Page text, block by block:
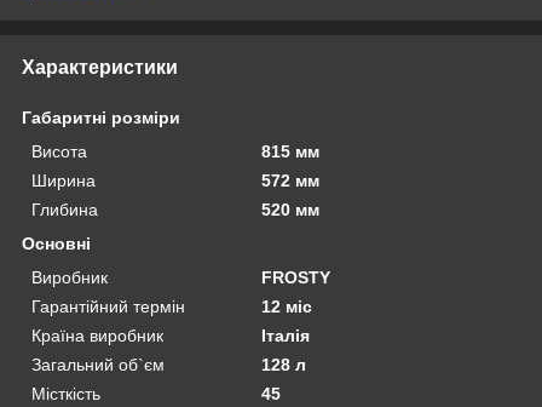
Характеристики
Габаритні розміри
Висота
815 мм
Ширина
572 мм
Глибина
520 мм
Основні
Виробник
FROSTY
Гарантійний термін
12 міс
Країна виробник
Італія
Загальний об`єм
128 л
Місткість
45